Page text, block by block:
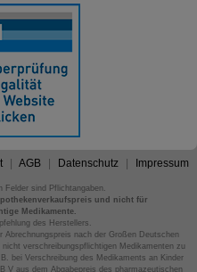
AGB Datenschutz Impressum
Felder sind Pflichtangaben.
und nicht für
Medikamente.
des Herstellers.
nach der Großen Deutschen
verschreibungspflichtigen Medikamenten zu
bei Verschreibung des Medikaments an Kinder
V aus dem Abgabepreis des pharmazeutischen